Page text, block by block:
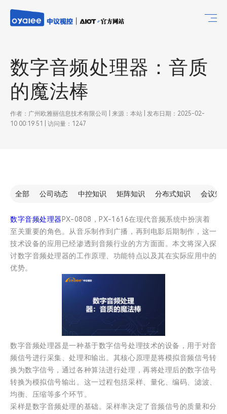
数字音频处理器：音质
的魔法棒
作者：广州欧雅丽信息技术有限公司 | 来源：本站 | 发布日期：2025-02-
10 00:19:51 | 访问量：1247
全部 公司动态 中控知识 矩阵知识 分布式知识 会议知
数字音频处理器 PX-0808，PX-1616在现代音频系统中扮演着
至关重要的角色。从音乐制作到广播，再到电影后期制作，这一
技术设备的应用已经渗透到音频行业的方方面面。本文将深入探
讨数字音频处理器的工作原理、功能特点以及其在实际应用中的
优势。
数字音频处理器是一种基于数字信号处理技术的设备，用于对音
频信号进行采集、处理和输出。其核心原理是将模拟音频信号转
换为数字信号，通过各种算法进行处理，再将处理后的数字信号
转换为模拟信号输出。这一过程包括采样、量化、编码、滤波、
均衡、压缩等多个环节。
采样是数字音频处理的基础。采样率决定了音频信号的质量和分